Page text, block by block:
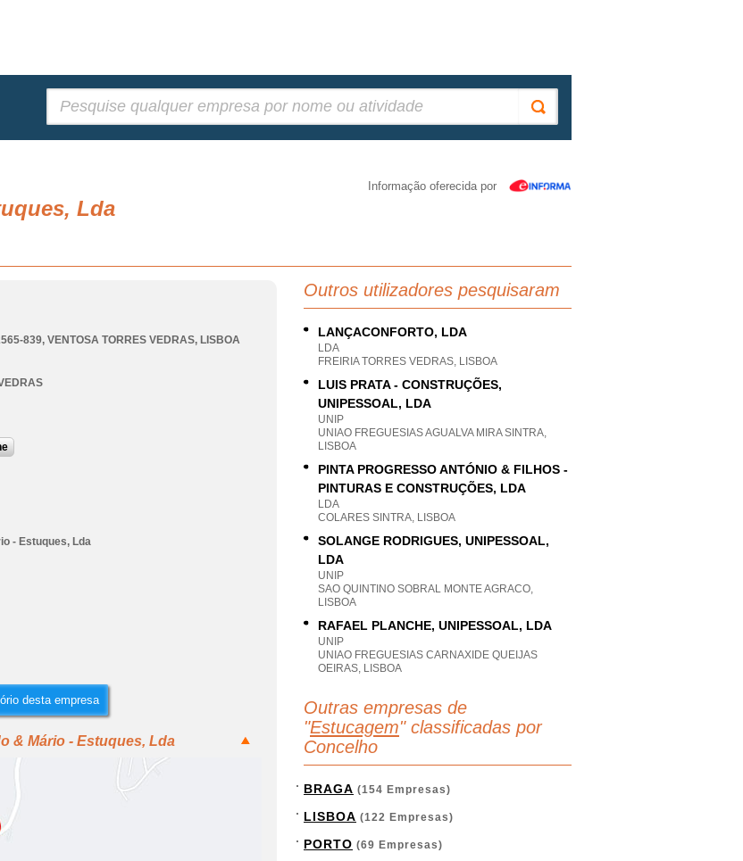
Informação oferecida por
Lda
839, VENTOSA TORRES VEDRAS, LISBOA
- Estuques, Lda
desta empresa
& Mário - Estuques, Lda
Outros utilizadores pesquisaram
LANÇACONFORTO, LDA
LDA
FREIRIA TORRES VEDRAS, LISBOA
LUIS PRATA - CONSTRUÇÕES,
UNIPESSOAL, LDA
UNIP
UNIAO FREGUESIAS AGUALVA MIRA SINTRA,
LISBOA
PINTA PROGRESSO ANTÓNIO & FILHOS -
PINTURAS E CONSTRUÇÕES, LDA
LDA
COLARES SINTRA, LISBOA
SOLANGE RODRIGUES, UNIPESSOAL,
LDA
UNIP
SAO QUINTINO SOBRAL MONTE AGRACO,
LISBOA
RAFAEL PLANCHE, UNIPESSOAL, LDA
UNIP
UNIAO FREGUESIAS CARNAXIDE QUEIJAS
OEIRAS, LISBOA
Outras empresas de
"Estucagem" classificadas por
Concelho
BRAGA (154 Empresas)
LISBOA (122 Empresas)
PORTO (69 Empresas)